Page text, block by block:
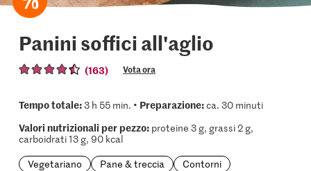
Panini soffici all'aglio
(163) Vota ora
Tempo totale:3 h 55 min. • Preparazione:ca. 30 minuti
Valori nutrizionali per pezzo:proteine 3 g, grassi 2 g,
carboidrati 13 g, 90 kcal
Vegetariano
Pane & treccia Contorni